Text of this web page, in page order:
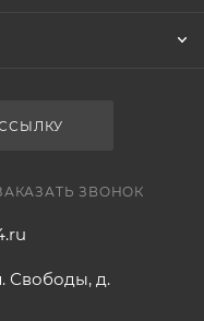
ЗВОНОК
Свободы, д.